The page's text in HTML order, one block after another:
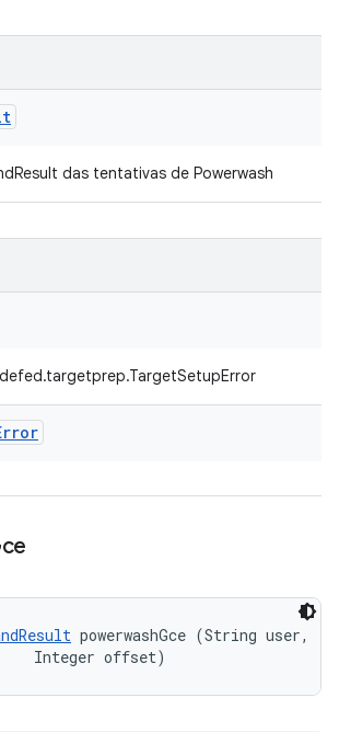
das tentativas de Powerwash
powerwashGce (String user,
Integer offset)